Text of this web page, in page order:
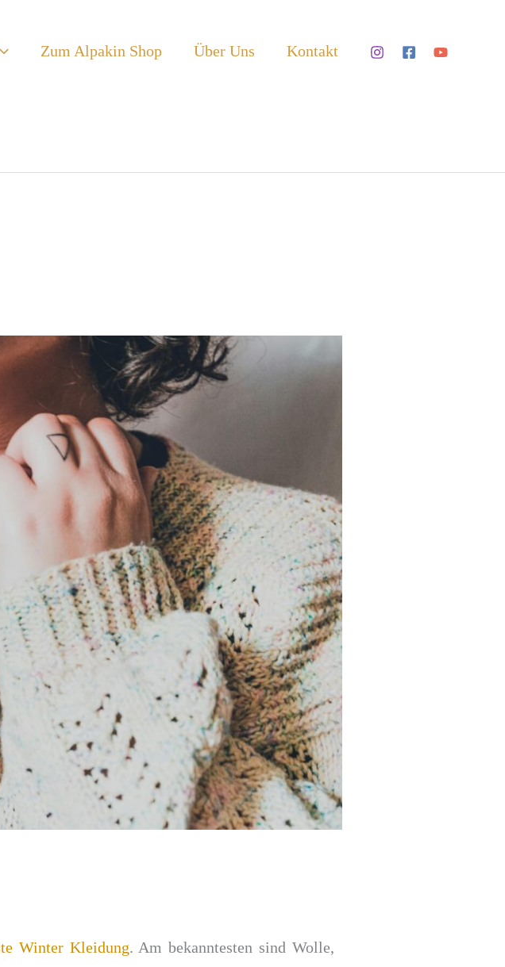
Zum Alpakin Shop Über Uns Kontakt
Winter Kleidung. Am bekanntesten sind Wolle,